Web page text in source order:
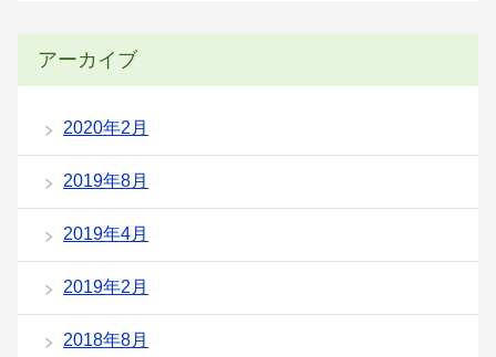
アーカイブ
2020年2月
2019年8月
2019年4月
2019年2月
2018年8月